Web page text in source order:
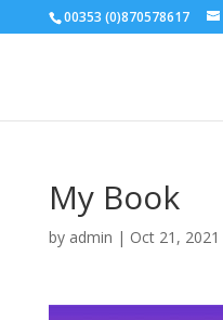
00353 (0)870578617
My Book
by admin | Oct 21, 2021